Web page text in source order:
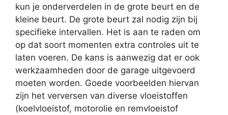
kun je onderverdelen in de grote beurt en de
kleine beurt. De grote beurt zal nodig zijn bij
specifieke intervallen. Het is aan te raden om
op dat soort momenten extra controles uit te
laten voeren. De kans is aanwezig dat er ook
werkzaamheden door de garage uitgevoerd
moeten worden. Goede voorbeelden hiervan
zijn het verversen van diverse vloeistoffen
(koelvloeistof, motorolie en remvloeistof